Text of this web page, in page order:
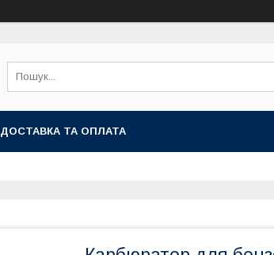
ДОСТАВКА ТА ОПЛАТА